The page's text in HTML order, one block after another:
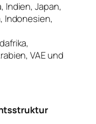
Indien, Japan,
Indonesien,
VAE und